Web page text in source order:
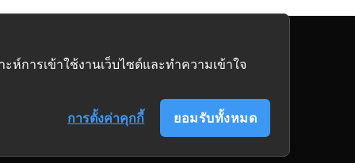
เจอร์ครบวงจร
การเข้าใช้งานเว็บไซต์และทำความเข้าใจ
ยอมรับทั้งหมด
การตั้งค่าคุกกี้